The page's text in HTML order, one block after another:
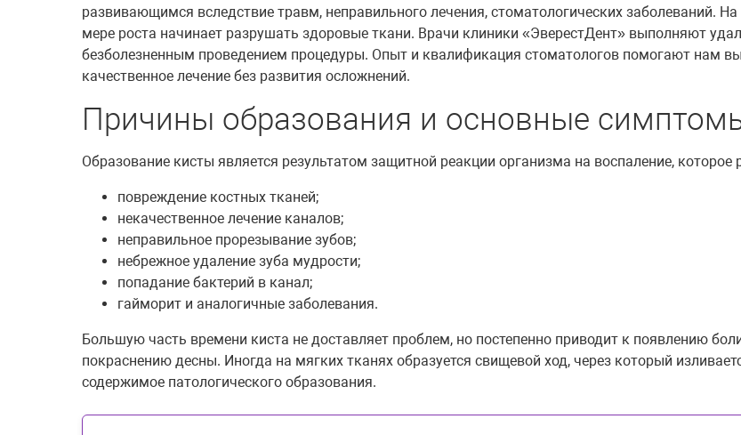
развивающимся вследствие травм, неправильного лечения, стоматологических заболеваний.
мере роста начинает разрушать здоровые ткани. Врачи клиники «ЭверестДент» выполняют
безболезненным проведением процедуры. Опыт и квалификация стоматологов помогают нам
качественное лечение без развития осложнений.
Причины образования и основные
Образование кисты является результатом защитной реакции организма на воспаление,
повреждение костных тканей;
некачественное лечение каналов;
неправильное прорезывание зубов;
небрежное удаление зуба мудрости;
попадание бактерий в канал;
гайморит и аналогичные заболевания.
Большую часть времени киста не доставляет проблем, но постепенно приводит к появлению
покраснению десны. Иногда на мягких тканях образуется свищевой ход, через который
содержимое патологического образования.